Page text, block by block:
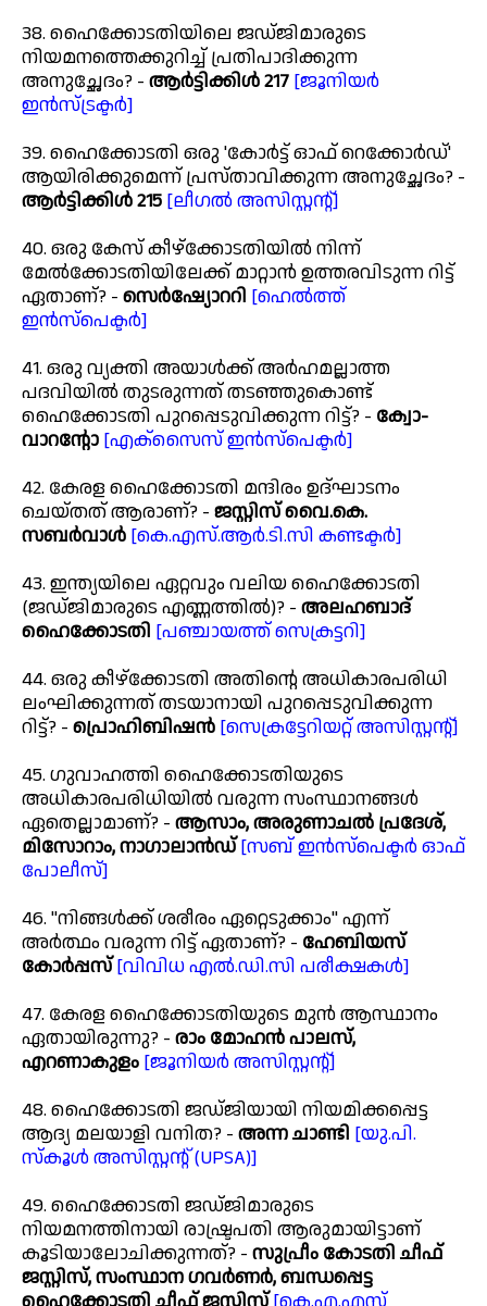
38. ഹൈക്കോടതിയിലെ ജഡ്ജിമാരുടെ
നിയമനത്തെക്കുറിച്ച് പ്രതിപാദിക്കുന്ന
അനുച്ഛേദം? - ആർട്ടിക്കിൾ 217 [ജൂനിയർ
ഇൻസ്ട്രക്ടർ]
39. ഹൈക്കോടതി ഒരു 'കോർട്ട് ഓഫ് റെക്കോർഡ്'
ആയിരിക്കുമെന്ന് പ്രസ്താവിക്കുന്ന അനുച്ഛേദം? -
ആർട്ടിക്കിൾ 215 [ലീഗൽ അസിസ്റ്റന്റ്]
40. ഒരു കേസ് കീഴ്‌ക്കോടതിയിൽ നിന്ന്
മേൽക്കോടതിയിലേക്ക് മാറ്റാൻ ഉത്തരവിടുന്ന റിട്ട്
ഏതാണ്? - സെർഷ്യോററി [ഹെൽത്ത്
ഇൻസ്പെക്ടർ]
41. ഒരു വ്യക്തി അയാൾക്ക് അർഹമല്ലാത്ത
പദവിയിൽ തുടരുന്നത് തടഞ്ഞുകൊണ്ട്
ഹൈക്കോടതി പുറപ്പെടുവിക്കുന്ന റിട്ട്? - ക്വോ-
വാറന്റോ [എക്സൈസ് ഇൻസ്പെക്ടർ]
42. കേരള ഹൈക്കോടതി മന്ദിരം ഉദ്ഘാടനം
ചെയ്തത് ആരാണ്? - ജസ്റ്റിസ് വൈ.കെ.
സബർവാൾ [കെ.എസ്.ആർ.ടി.സി കണ്ടക്ടർ]
43. ഇന്ത്യയിലെ ഏറ്റവും വലിയ ഹൈക്കോടതി
(ജഡ്ജിമാരുടെ എണ്ണത്തിൽ)? - അലഹബാദ്
ഹൈക്കോടതി [പഞ്ചായത്ത് സെക്രട്ടറി]
44. ഒരു കീഴ്‌ക്കോടതി അതിന്റെ അധികാരപരിധി
ലംഘിക്കുന്നത് തടയാനായി പുറപ്പെടുവിക്കുന്ന
റിട്ട്? - പ്രൊഹിബിഷൻ [സെക്രട്ടേറിയറ്റ് അസിസ്റ്റന്റ്]
45. ഗുവാഹത്തി ഹൈക്കോടതിയുടെ
അധികാരപരിധിയിൽ വരുന്ന സംസ്ഥാനങ്ങൾ
ഏതെല്ലാമാണ്? - ആസാം, അരുണാചൽ പ്രദേശ്,
മിസോറാം, നാഗാലാൻഡ് [സബ് ഇൻസ്പെക്ടർ ഓഫ്
പോലീസ്]
46. "നിങ്ങൾക്ക് ശരീരം ഏറ്റെടുക്കാം" എന്ന്
അർത്ഥം വരുന്ന റിട്ട് ഏതാണ്? - ഹേബിയസ്
കോർപ്പസ് [വിവിധ എൽ.ഡി.സി പരീക്ഷകൾ]
47. കേരള ഹൈക്കോടതിയുടെ മുൻ ആസ്ഥാനം
ഏതായിരുന്നു? - രാം മോഹൻ പാലസ്,
എറണാകുളം [ജൂനിയർ അസിസ്റ്റന്റ്]
48. ഹൈക്കോടതി ജഡ്ജിയായി നിയമിക്കപ്പെട്ട
ആദ്യ മലയാളി വനിത? - അന്ന ചാണ്ടി [യു.പി.
സ്കൂൾ അസിസ്റ്റന്റ് (UPSA)]
49. ഹൈക്കോടതി ജഡ്ജിമാരുടെ
നിയമനത്തിനായി രാഷ്ട്രപതി ആരുമായിട്ടാണ്
കൂടിയാലോചിക്കുന്നത്? - സുപ്രീം കോടതി ചീഫ്
ജസ്റ്റിസ്, സംസ്ഥാന ഗവർണർ, ബന്ധപ്പെട്ട
ഹൈക്കോടതി ചീഫ് ജസ്റ്റിസ് [കെ.എ.എസ്